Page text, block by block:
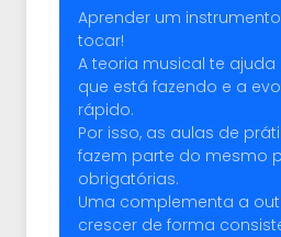
Aprender um
tocar!
A teoria musical te ajuda
que está fazendo e a
rápido.
Por isso, as aulas de
fazem parte do mesmo
obrigatórias.
Uma complementa a
crescer de forma